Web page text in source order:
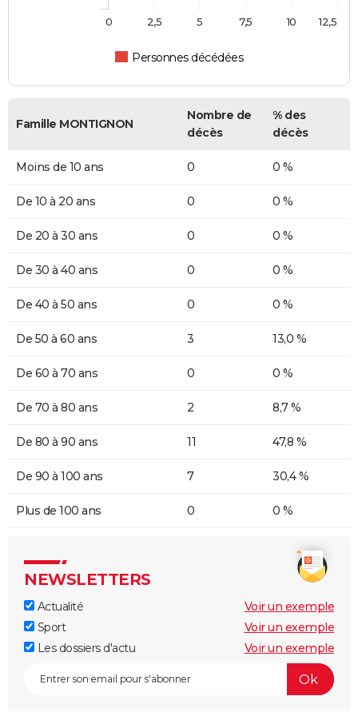
Personnes décédées
0 10
2,5 5 7,5 12,5
Famille MONTIGNON
Nombre de
décès
% des
décès
Moins de 10 ans 0 0 %
De 10 à 20 ans 0 0 %
De 20 à 30 ans 0 0 %
De 30 à 40 ans 0 0 %
De 40 à 50 ans 0 0 %
De 50 à 60 ans 3 13,0 %
De 60 à 70 ans 0 0 %
De 70 à 80 ans 2 8,7 %
De 80 à 90 ans 11 47,8 %
De 90 à 100 ans 7 30,4 %
Plus de 100 ans 0 0 %
NEWSLETTERS
Actualité
Voir un exemple
Sport
Voir un exemple
Les dossiers d'actu
Voir un exemple